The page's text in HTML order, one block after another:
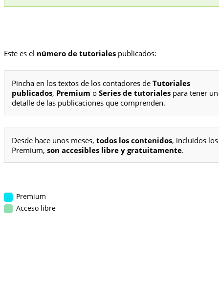
Este es el número de tutoriales publicados:
Pincha en los textos de los contadores de Tutoriales
publicados, Premium o Series de tutoriales para tener un
detalle de las publicaciones que comprenden.
Desde hace unos meses, todos los contenidos, incluidos los
Premium, son accesibles libre y gratuitamente.
Premium
Acceso libre